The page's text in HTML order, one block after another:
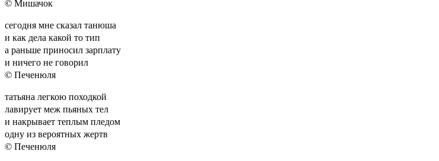
© Мишачок
сегодня мне сказал танюша
и как дела какой то тип
а раньше приносил зарплату
и ничего не говорил
© Печенюля
татьяна легкою походкой
лавирует меж пьяных тел
и накрывает теплым пледом
одну из вероятных жертв
© Печенюля